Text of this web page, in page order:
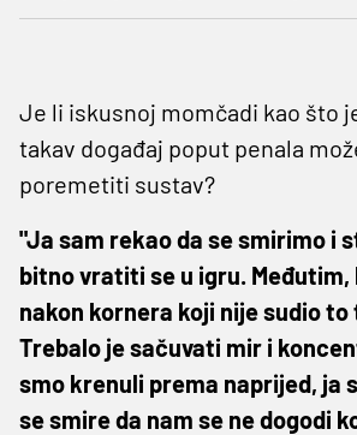
Je li iskusnoj momčadi kao što
takav događaj poput penala
poremetiti sustav?
"Ja sam rekao da se smirimo i
bitno vratiti se u igru. Međutim,
nakon kornera koji nije sudio
Trebalo je sačuvati mir i
smo krenuli prema naprijed, ja
se smire da nam se ne dogodi